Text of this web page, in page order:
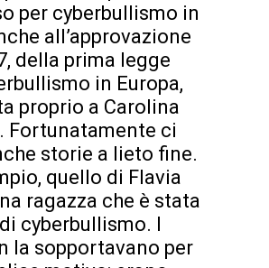
per cyberbullismo in
all’approvazione
della prima legge
in Europa,
proprio a Carolina
Fortunatamente ci
storie a lieto fine.
quello di Flavia
ragazza che è stata
cyberbullismo. I
la sopportavano per